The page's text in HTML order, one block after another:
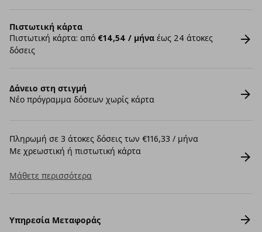
Πιστωτική κάρτα
Πιστωτική κάρτα: από €14,54 / μήνα έως 24 άτοκες
δόσεις
Δάνειο στη στιγμή
Νέο πρόγραμμα δόσεων χωρίς κάρτα
Πληρωμή σε 3 άτοκες δόσεις των €116,33 / μήνα
Με χρεωστική ή πιστωτική κάρτα
Μάθετε περισσότερα
Υπηρεσία Μεταφοράς